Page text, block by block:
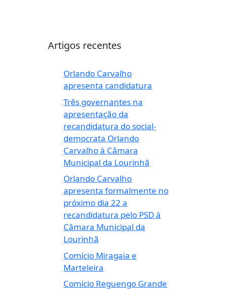
Artigos recentes
Orlando Carvalho
apresenta candidatura
Três governantes na
apresentação da
recandidatura do social-
democrata Orlando
Carvalho à Câmara
Municipal da Lourinhã
Orlando Carvalho
apresenta formalmente no
próximo dia 22 a
recandidatura pelo PSD à
Câmara Municipal da
Lourinhã
Comício Miragaia e
Marteleira
Comício Reguengo Grande